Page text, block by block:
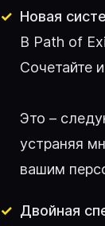
Новая
В Path of
Сочетайте
Это –
устраняя
вашим
Двойная